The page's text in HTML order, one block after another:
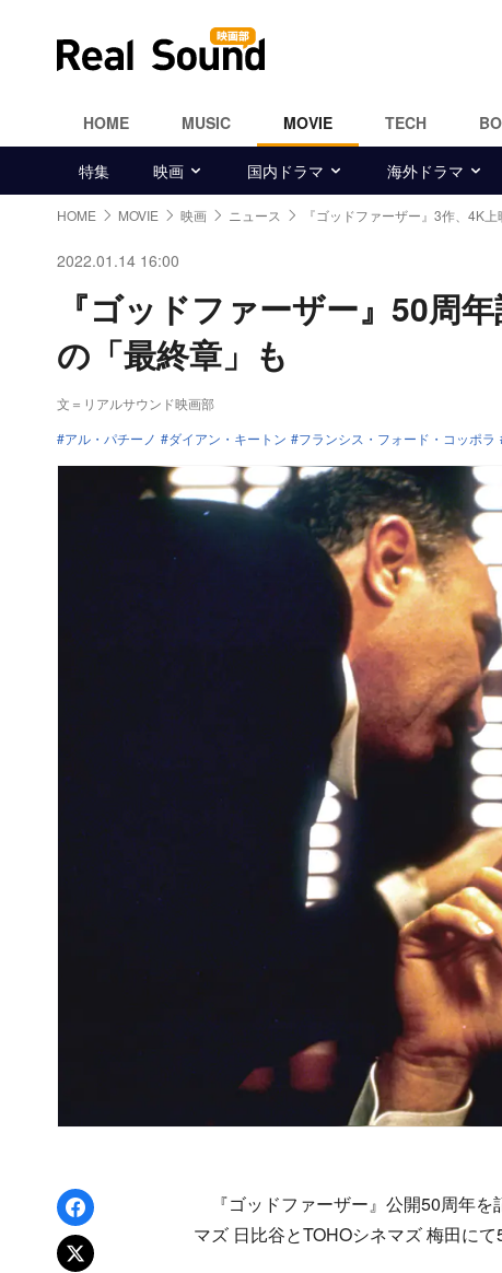
HOME MUSIC MOVIE TECH
特集 映画 国内ドラマ 海外ドラマ
HOME MOVIE 映画 ニュース 『ゴッドファーザー』3作、4K上
2022.01.14 16:00
『ゴッドファーザー』50周
の「最終章」も
文＝リアルサウンド映画部
アル・パチーノ
ダイアン・キートン フランシス・フォード・コッポラ
Facebookでシェア
xでポスト
『ゴッドファーザー』公開50周年を
マズ 日比谷とTOHOシネマズ 梅田に